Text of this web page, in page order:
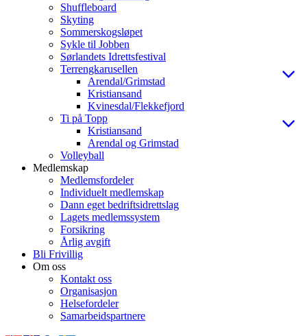
Shuffleboard
Skyting
Sommerskogsløpet
Sykle til Jobben
Sørlandets Idrettsfestival
Terrengkarusellen
Arendal/Grimstad
Kristiansand
Kvinesdal/Flekkefjord
Ti på Topp
Kristiansand
Arendal og Grimstad
Volleyball
Medlemskap
Medlemsfordeler
Individuelt medlemskap
Dann eget bedriftsidrettslag
Lagets medlemssystem
Forsikring
Årlig avgift
Bli Frivillig
Om oss
Kontakt oss
Organisasjon
Helsefordeler
Samarbeidspartnere